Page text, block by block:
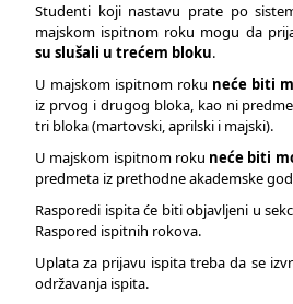
Studenti koji nastavu prate po
majskom ispitnom roku mogu da
su slušali u trećem bloku.
U majskom ispitnom roku neće biti
iz prvog i drugog bloka, kao ni
tri bloka (martovski, aprilski i majski).
U majskom ispitnom roku neće biti
predmeta iz prethodne akademske
Rasporedi ispita će biti objavljeni u
Raspored ispitnih rokova.
Uplata za prijavu ispita treba da se
održavanja ispita.